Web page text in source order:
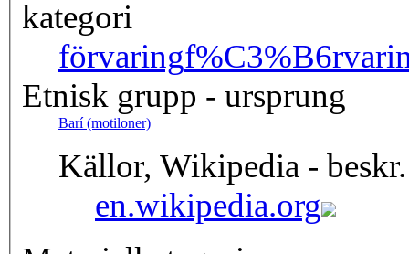
kategori
förvaring
Etnisk grupp - ursprung
Barí (motiloner)
Källor, Wikipedia -
en.wikipedia.org